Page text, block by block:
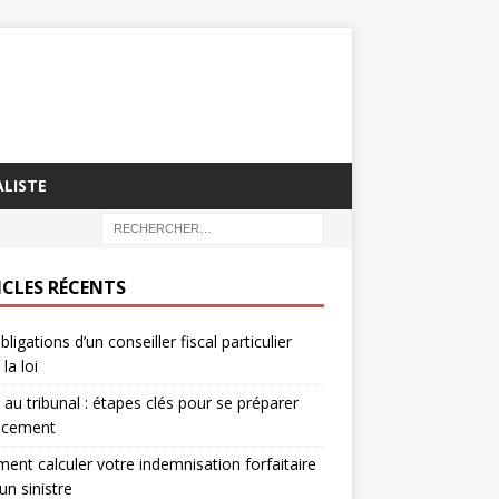
RÉCENTS
d’un conseiller fiscal particulier
loi
au tribunal : étapes clés pour se préparer
calculer votre indemnisation forfaitaire
sinistre